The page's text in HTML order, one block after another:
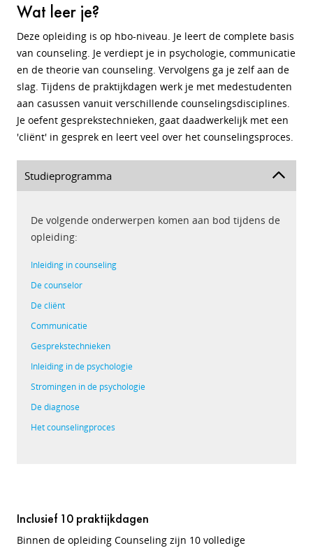
Wat leer je?
Deze opleiding is op hbo-niveau. Je leert de complete basis
van counseling. Je verdiept je in psychologie, communicatie
en de theorie van counseling. Vervolgens ga je zelf aan de
slag. Tijdens de praktijkdagen werk je met medestudenten
aan casussen vanuit verschillende counselingsdisciplines.
Je oefent gesprekstechnieken, gaat daadwerkelijk met een
'cliënt' in gesprek en leert veel over het counselingsproces.
Studieprogramma
De volgende onderwerpen komen aan bod tijdens de
opleiding:
Inleiding in counseling
De counselor
De cliënt
Communicatie
Gesprekstechnieken
Inleiding in de psychologie
Stromingen in de psychologie
De diagnose
Het counselingproces
Inclusief 10 praktijkdagen
Binnen de opleiding Counseling zijn 10 volledige